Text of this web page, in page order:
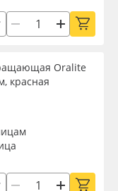
Oralite
красная